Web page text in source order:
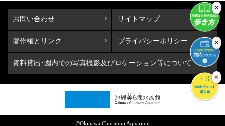
×
×
×
お問い合わせ サイトマップ
著作権とリンク プライバシーポリシー
資料貸出･園内での写真撮影及びロケーション等について
©Okinawa Churaumi Aquarium